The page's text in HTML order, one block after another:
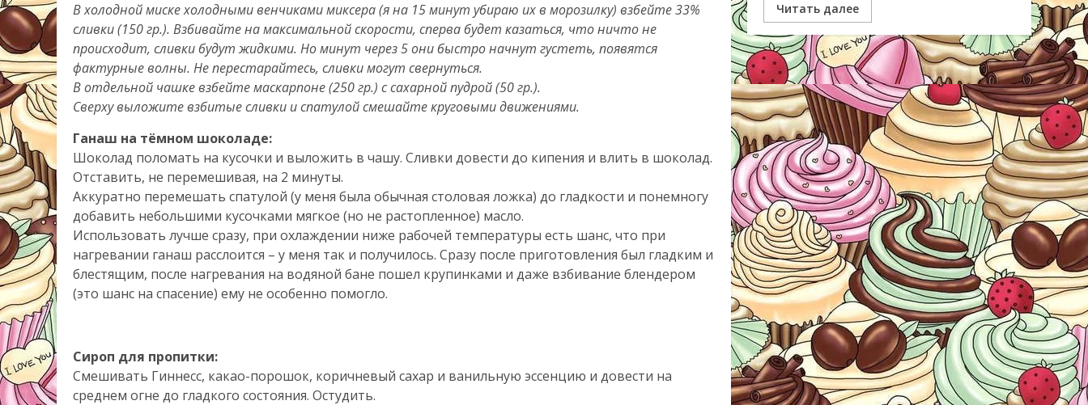
В холодной миске холодными венчиками миксера (я на 15 минут убираю их в морозилку) взбейте 33%
сливки (150 гр.). Взбивайте на максимальной скорости, сперва будет казаться, что ничто не
происходит, сливки будут жидкими. Но минут через 5 они быстро начнут густеть, появятся
фактурные волны. Не перестарайтесь, сливки могут свернуться.
В отдельной чашке взбейте маскарпоне (250 гр.) с сахарной пудрой (50 гр.).
Сверху выложите взбитые сливки и спатулой смешайте круговыми движениями.
Ганаш на тёмном шоколаде:
Шоколад поломать на кусочки и выложить в чашу. Сливки довести до кипения и влить в шоколад.
Отставить, не перемешивая, на 2 минуты.
Аккуратно перемешать спатулой (у меня была обычная столовая ложка) до гладкости и понемногу
добавить небольшими кусочками мягкое (но не растопленное) масло.
Использовать лучше сразу, при охлаждении ниже рабочей температуры есть шанс, что при
нагревании ганаш расслоится – у меня так и получилось. Сразу после приготовления был гладким и
блестящим, после нагревания на водяной бане пошел крупинками и даже взбивание блендером
(это шанс на спасение) ему не особенно помогло.
Сироп для пропитки:
Смешивать Гиннесс, какао-порошок, коричневый сахар и ванильную эссенцию и довести на
среднем огне до гладкого состояния. Остудить.
Читать далее